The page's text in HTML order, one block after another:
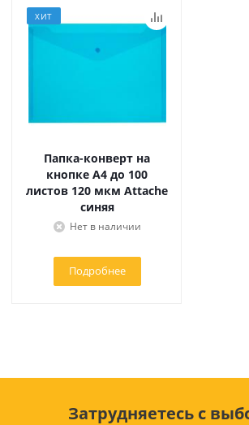
ХИТ
Папка-конверт на
кнопке А4 до 100
листов 120 мкм Attache
синяя
Нет в наличии
Подробнее
Затрудняетесь с